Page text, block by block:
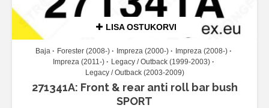
LISA OSTUKORVI
Baja Forester (2008-) Impreza (2000-)
Impreza (2008-)
Impreza (2011-)
Legacy / Outback (1999-2003)
Legacy / Outback (2003-2009)
271341A: Front & rear anti roll bar bush
SPORT